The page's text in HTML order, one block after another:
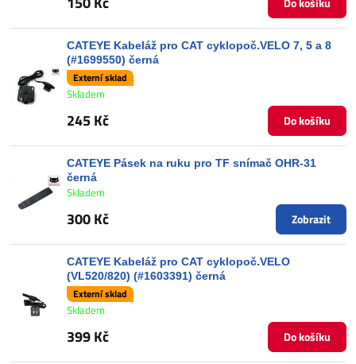
CATEYE Kabeláž pro CAT cyklopoč.VELO 7, 5 a 8
(#1699550) černá
Externí sklad
Skladem
245 Kč Do košíku
CATEYE Pásek na ruku pro TF snímač OHR-31
černá
Skladem
300 Kč Zobrazit
CATEYE Kabeláž pro CAT cyklopoč.VELO
(VL520/820) (#1603391) černá
Externí sklad
Skladem
399 Kč Do košíku